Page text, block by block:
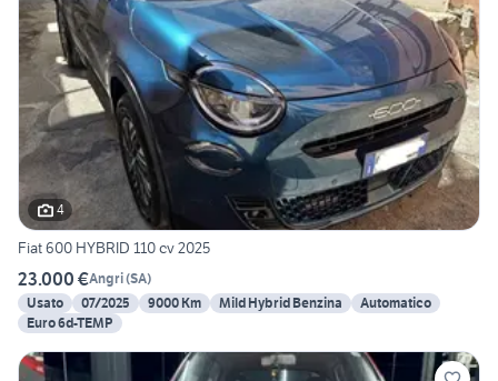
4
Fiat 600 HYBRID 110 cv 2025
23.000 €Angri(SA)
Usato
07/2025 9000 Km Mild Hybrid Benzina
Automatico
Euro 6d-TEMP